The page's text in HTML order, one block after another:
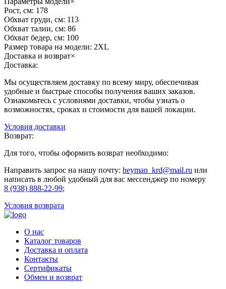
Рост, см: 178
Обхват груди, см: 113
Обхват талии, см: 86
Обхват бедер, см: 100
Размер товара на модели: 2XL
Доставка и возврат×
Доставка:
Мы осуществляем доставку по всему миру, обеспечивая
удобные и быстрые способы получения ваших заказов.
Ознакомьтесь с условиями доставки, чтобы узнать о
возможностях, сроках и стоимости для вашей локации.
Условия доставки
Возврат:
Для того, чтобы оформить возврат необходимо:
Направить запрос на нашу почту: heyman_krd@mail.ru или
написать в любой удобный для вас мессенджер по номеру
8 (938) 888-22-99;
Условия возврата
О нас
Каталог товаров
Доставка и оплата
Контакты
Сертификаты
Обмен и возврат